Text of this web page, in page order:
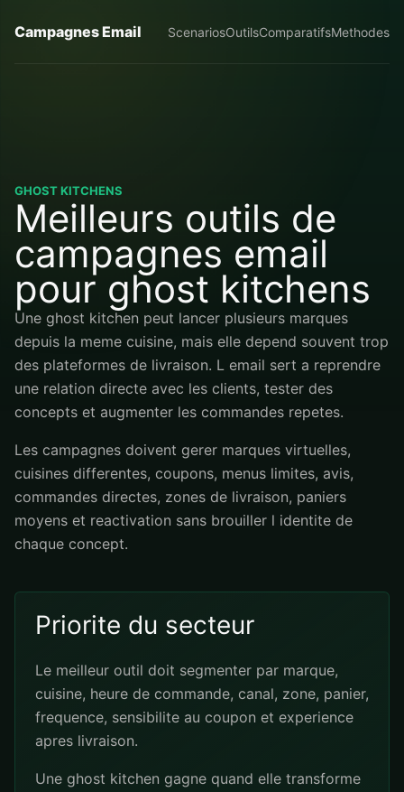
Campagnes Email ScenariosOutilsComparatifsMethodes
GHOST KITCHENS
Meilleurs outils de
campagnes email
pour ghost kitchens
Une ghost kitchen peut lancer plusieurs marques
depuis la meme cuisine, mais elle depend souvent trop
des plateformes de livraison. L email sert a reprendre
une relation directe avec les clients, tester des
concepts et augmenter les commandes repetes.
Les campagnes doivent gerer marques virtuelles,
cuisines differentes, coupons, menus limites, avis,
commandes directes, zones de livraison, paniers
moyens et reactivation sans brouiller l identite de
chaque concept.
Priorite du secteur
Le meilleur outil doit segmenter par marque,
cuisine, heure de commande, canal, zone, panier,
frequence, sensibilite au coupon et experience
apres livraison.
Une ghost kitchen gagne quand elle transforme